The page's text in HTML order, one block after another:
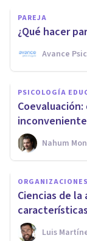
PAREJA
¿Qué hacer
Avance
PSICOLOGÍA
Nahum
Ciencias de
Luis